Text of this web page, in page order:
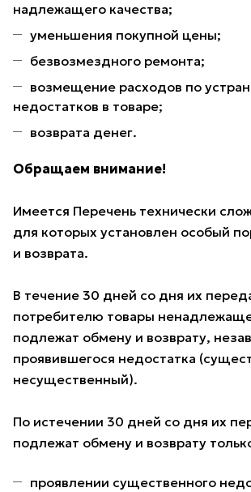
надлежащего качества;
уменьшения покупной цены;
безвозмездного ремонта;
возмещение расходов по
недостатков в товаре;
возврата денег.
Обращаем внимание!
Имеется Перечень технически
для которых установлен особый
и возврата.
В течение 30 дней со дня их
потребителю товары
подлежат обмену и возврату,
проявившегося недостатка
несущественный).
По истечении 30 дней со дня их
подлежат обмену и возврату
проявлении существенного